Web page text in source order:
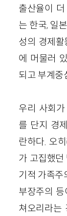
출산율이
는 한국, 일
성의 경제
에 머물러
되고 부계중
우리 사회
를 단지 경
란하다. 오
가 고집했던
기적 가족주
부장주의
쳐오리라는